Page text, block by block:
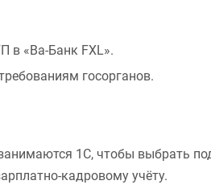
в «Ва-Банк FXL».
госорганов.
1С, чтобы выбрать
кадровому учёту.